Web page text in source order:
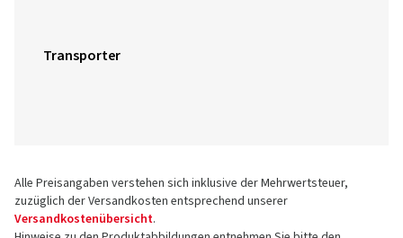
Transporter
Alle Preisangaben verstehen sich inklusive der Mehrwertsteuer,
zuzüglich der Versandkosten entsprechend unserer
Versandkostenübersicht.